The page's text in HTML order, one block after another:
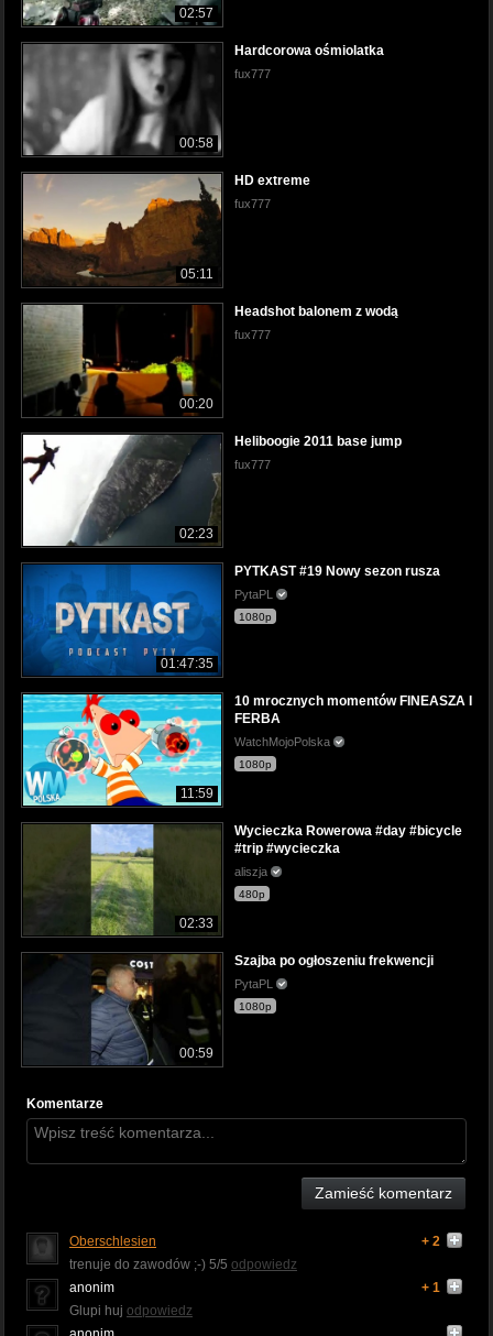
02:57
00:58
Hardcorowa ośmiolatka
fux777
05:11
HD extreme
fux777
00:20
Headshot balonem z wodą
fux777
02:23
Heliboogie 2011 base jump
fux777
01:47:35
PYTKAST #19 Nowy sezon rusza
PytaPL
1080p
11:59
10 mrocznych momentów FINEASZA I
FERBA
WatchMojoPolska
1080p
02:33
Wycieczka Rowerowa #day #bicycle
#trip #wycieczka
aliszja
480p
00:59
Szajba po ogłoszeniu frekwencji
PytaPL
1080p
Komentarze
Zamieść komentarz
Oberschlesien
+ 2
trenuje do zawodów ;-) 5/5 odpowiedz
anonim
+ 1
Glupi huj odpowiedz